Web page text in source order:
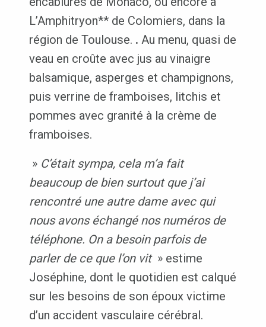
L’Amphitryon** de Colomiers, dans la
région de Toulouse. . Au menu, quasi de
veau en croûte avec jus au vinaigre
balsamique, asperges et champignons,
puis verrine de framboises, litchis et
pommes avec granité à la crème de
framboises.
» C’était sympa, cela m’a fait
beaucoup de bien surtout que j’ai
rencontré une autre dame avec qui
nous avons échangé nos numéros de
téléphone. On a besoin parfois de
parler de ce que l’on vit» estime
Joséphine, dont le quotidien est calqué
sur les besoins de son époux victime
d’un accident vasculaire cérébral.